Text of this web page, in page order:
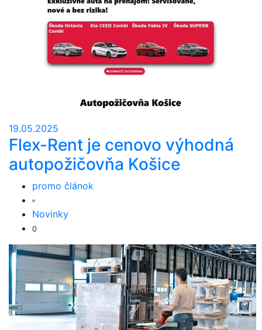
19.05.2025
Flex-Rent je cenovo výhodná
autopožičovňa Košice
promo článok
Novinky
0